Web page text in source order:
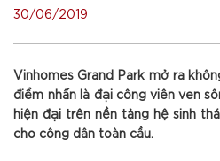
30/06/2019
Vinhomes Grand Park mở ra
điểm nhấn là đại công viên ven
hiện đại trên nền tảng hệ sinh
cho công dân toàn cầu.